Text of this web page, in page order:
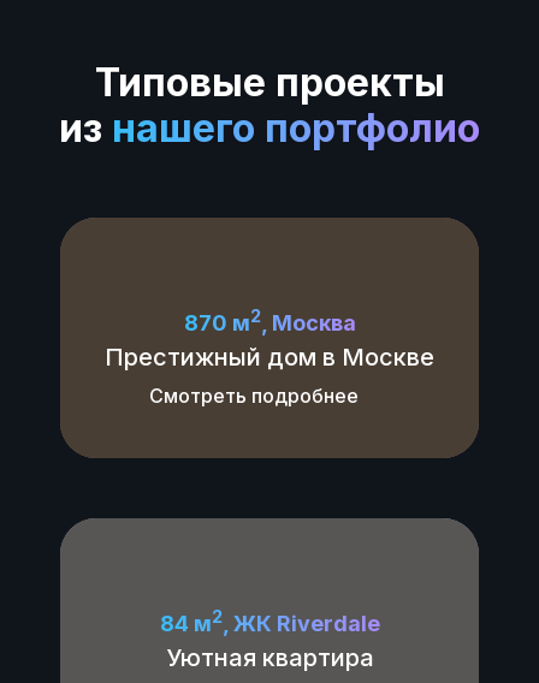
Типовые проекты
из нашего портфолио
870 м2, Москва
Престижный дом в Москве
Смотреть подробнее
84 м2, ЖК Riverdale
Уютная квартира